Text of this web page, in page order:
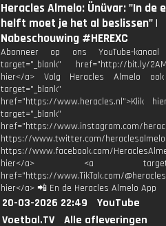
Heracles Almelo: Ünüvar: "In de
helft moet je het al beslissen" |
Nabeschouwing #HEREXC
Abonneer op ons YouTube-
target="_blank" href="http://bit.ly/
hier</a> Volg Heracles Almelo
target="_blank"
href="https://www.heracles.nl">Klik
target="_blank"
href="https://www.instagram.com/
https://www.twitter.com/heraclesalmelo
https://www.facebook.com/
hier</a> <a
href="https://www.TikTok.com/
hier</a> 📲 En de Heracles Almelo App
20-03-2026 22:49
YouTube
Voetbal.TV
Alle afleveringen